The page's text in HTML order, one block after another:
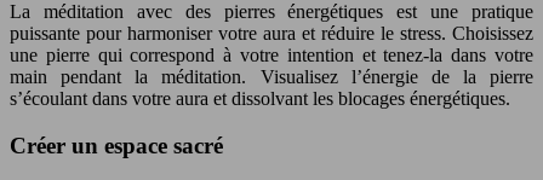
La méditation avec des pierres énergétiques est une pratique
puissante pour harmoniser votre aura et réduire le stress. Choisissez
une pierre qui correspond à votre intention et tenez-la dans votre
main pendant la méditation. Visualisez l’énergie de la pierre
s’écoulant dans votre aura et dissolvant les blocages énergétiques.
Créer un espace sacré